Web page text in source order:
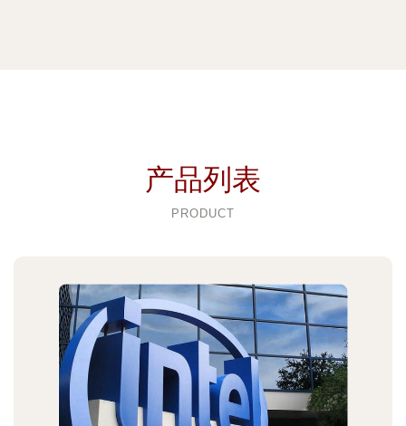
产品列表
PRODUCT